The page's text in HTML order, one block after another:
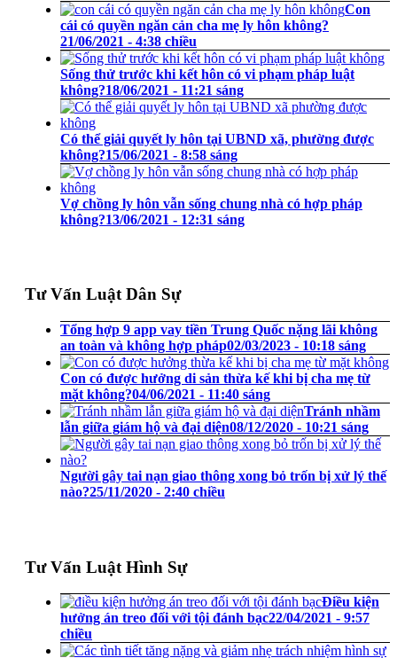
Con
cái có quyền ngăn cản cha mẹ ly hôn không?
21/06/2021 - 4:38 chiều
Sống thử trước khi kết hôn có vi phạm pháp luật
không?18/06/2021 - 11:21 sáng
Có thể giải quyết ly hôn tại UBND xã, phường được
không?15/06/2021 - 8:58 sáng
Vợ chồng ly hôn vẫn sống chung nhà có hợp pháp
không?13/06/2021 - 12:31 sáng
Tư Vấn Luật Dân Sự
Tổng hợp 9 app vay tiền Trung Quốc nặng lãi không
an toàn và không hợp pháp02/03/2023 - 10:18 sáng
Con có được hưởng di sản thừa kế khi bị cha mẹ từ
mặt không?04/06/2021 - 11:40 sáng
Tránh nhầm
lẫn giữa giám hộ và đại diện08/12/2020 - 10:21 sáng
Người gây tai nạn giao thông xong bỏ trốn bị xử lý thế
nào?25/11/2020 - 2:40 chiều
Tư Vấn Luật Hình Sự
Điều kiện
hưởng án treo đối với tội đánh bạc22/04/2021 - 9:57
chiều